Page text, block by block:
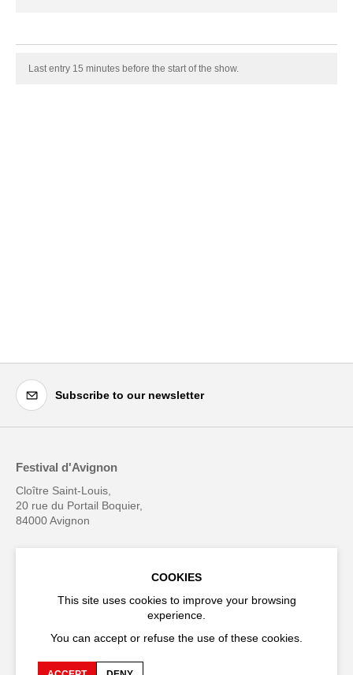
Last entry 15 minutes before the start of the show.
Subscribe to our newsletter
Festival d'Avignon
Cloître Saint-Louis,
20 rue du Portail Boquier,
84000 Avignon
Accessibility Q&A
Jobs and offers
COOKIES
This site uses cookies to improve your browsing
experience.
You can accept or refuse the use of these cookies.